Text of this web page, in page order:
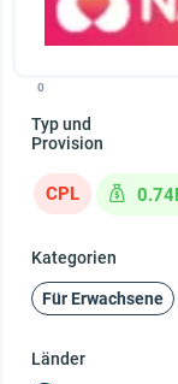
0
Typ und
Provision
CPL
Kategorien
Für Erwachsene
Länder